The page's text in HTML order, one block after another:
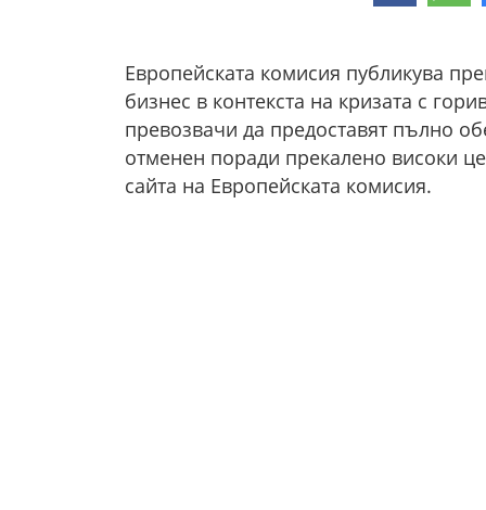
Европейската комисия публикува
бизнес в контекста на кризата с
превозвачи да предоставят пълно
отменен поради прекалено високи
сайта на Европейската комисия.